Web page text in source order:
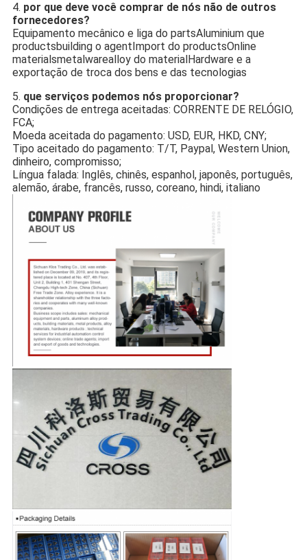
4. por que deve você comprar de nós não de outros
fornecedores?
Equipamento mecânico e liga do partsAluminium que
productsbuilding o agentImport do productsOnline
materialsmetalwarealloy do materialHardware e a
exportação de troca dos bens e das tecnologias
5. que serviços podemos nós proporcionar?
Condições de entrega aceitadas: CORRENTE DE RELÓGIO,
FCA;
Moeda aceitada do pagamento: USD, EUR, HKD, CNY;
Tipo aceitado do pagamento: T/T, Paypal, Western Union,
dinheiro, compromisso;
Língua falada: Inglês, chinês, espanhol, japonês, português,
alemão, árabe, francês, russo, coreano, hindi, italiano